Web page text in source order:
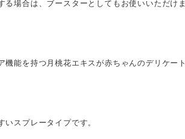
場合は、ブースターとしてもお使いいただけま
能を持つ月桃花エキスが赤ちゃんのデリケート
スプレータイプです。